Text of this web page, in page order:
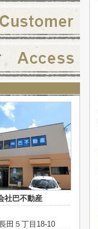
社巴不動産
田５丁目18-10